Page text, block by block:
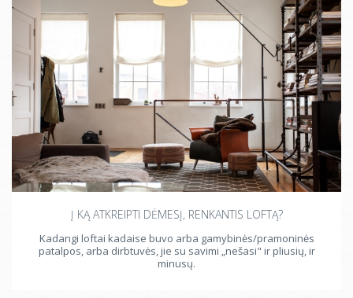
Į KĄ ATKREIPTI DĖMESĮ, RENKANTIS LOFTĄ?
Kadangi loftai kadaise buvo arba gamybinės/pramoninės
patalpos, arba dirbtuvės, jie su savimi „nešasi" ir pliusių, ir
minusų.